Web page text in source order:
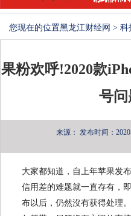
您现在的位置黑龙江财经网 > 科
果粉欢呼!2020款
号
来源： 发布时间：
大家都知道，自上年苹果发
信用差的难题就一直存有，
布以后，仍然沒有获得处理